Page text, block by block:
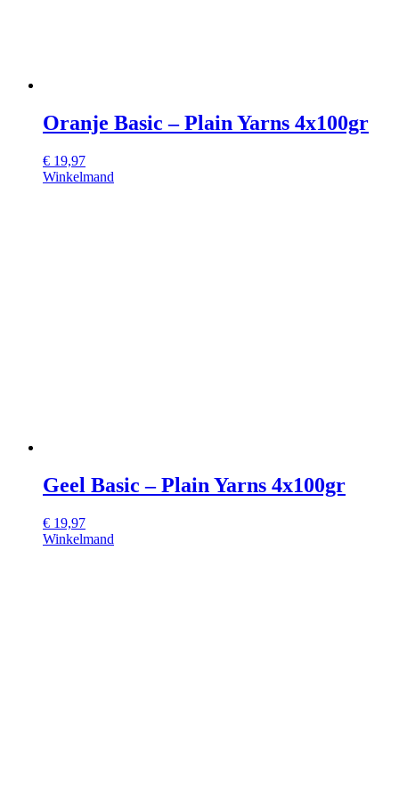
Oranje Basic – Plain Yarns 4x100gr
€ 19,97
Winkelmand
Geel Basic – Plain Yarns 4x100gr
€ 19,97
Winkelmand